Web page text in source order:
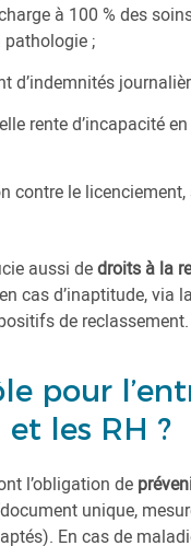
à 100 % des
pathologie ;
d’indemnités
rente d’incapacité
contre le
aussi dedroits à la
cas d’inaptitude, via
de reclassement.
pour
et les RH ?
l’obligation de
unique,
En cas de